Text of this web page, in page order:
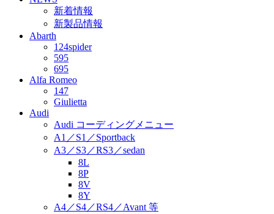
新着情報
新製品情報
Abarth
124spider
595
695
Alfa Romeo
147
Giulietta
Audi
Audi コーディングメニュー
A1／S1／Sportback
A3／S3／RS3／sedan
8L
8P
8V
8Y
A4／S4／RS4／Avant 等